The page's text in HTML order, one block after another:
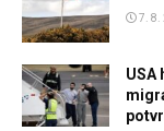
7. 8.
USA